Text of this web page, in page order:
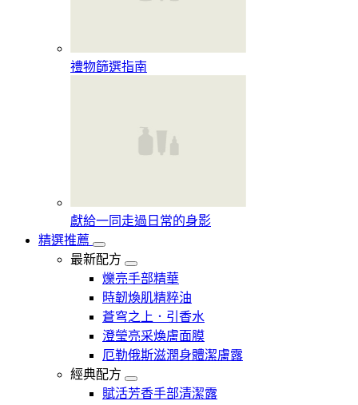
禮物篩選指南
獻給一同走過日常的身影
精選推薦
最新配方
爍亮手部精華
時韌煥肌精粹油
蒼穹之上．引香水
澄瑩亮采煥膚面膜
厄勒俄斯滋潤身體潔膚露
經典配方
賦活芳香手部清潔露